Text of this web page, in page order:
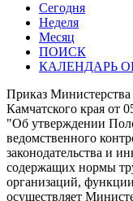
Сегодня
Неделя
Месяц
ПОИСК
КАЛЕНДАРЬ
Приказ Министерства
Камчатского края от
"Об утверждении
ведомственного
законодательства и
содержащих нормы
организаций,
осуществляет